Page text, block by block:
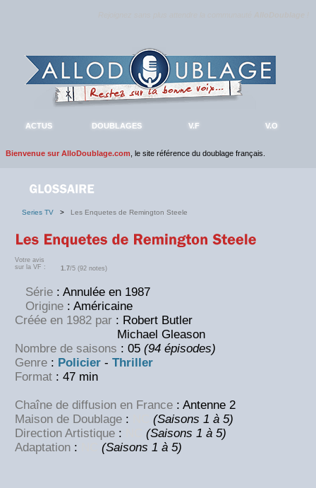
ACTUS DOUBLAGES V.F V.O
Bienvenue sur AlloDoublage.com , le site référence du doublage français.
Series TV > Les Enquetes de Remington Steele
Votre avis
sur la VF :
1.7/5 (92 notes)
Série : Annulée en 1987
Origine : Américaine
Créée en 1982 par : Robert Butler
Michael Gleason
Nombre de saisons : 05 (94 épisodes)
Genre : Policier - Thriller
Format : 47 min
Chaîne de diffusion en France : Antenne 2
Maison de Doublage :
(Saisons 1 à 5)
Direction Artistique :
(Saisons 1 à 5)
Adaptation : (Saisons 1 à 5)